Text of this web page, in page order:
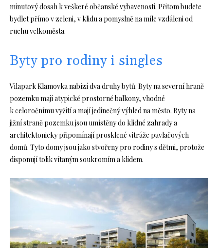
minutový dosah k veškeré občanské vybavenosti. Přitom budete
bydlet přímo v zeleni, v klidu a pomyslně na míle vzdáleni od
ruchu velkoměsta.
Byty pro rodiny i singles
Vilapark Klamovka nabízí dva druhy bytů. Byty na severní hraně
pozemku mají atypické prostorné balkony, vhodné
k celoročnímu vyžití a mají jedinečný výhled na město. Byty na
jižní straně pozemku jsou umístěny do klidné zahrady a
architektonicky připomínají prosklené vitráže pavlačových
domů. Tyto domy jsou jako stvořeny pro rodiny s dětmi, protože
disponují tolik vítaným soukromím a klidem.